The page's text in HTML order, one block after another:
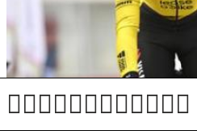
Na dirki, ki jo je Roglič